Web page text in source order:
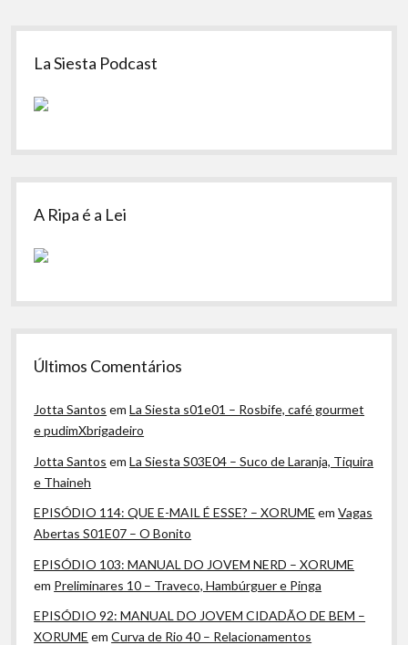
Sidebar
La Siesta Podcast
A Ripa é a Lei
Últimos Comentários
Jotta Santos emLa Siesta s01e01 – Rosbife, café gourmet
e pudimXbrigadeiro
Jotta Santos emLa Siesta S03E04 – Suco de Laranja, Tiquira
e Thaineh
EPISÓDIO 114: QUE E-MAIL É ESSE? – XORUME emVagas
Abertas S01E07 – O Bonito
EPISÓDIO 103: MANUAL DO JOVEM NERD – XORUME
em Preliminares 10 – Traveco, Hambúrguer e Pinga
EPISÓDIO 92: MANUAL DO JOVEM CIDADÃO DE BEM –
XORUME emCurva de Rio 40 – Relacionamentos